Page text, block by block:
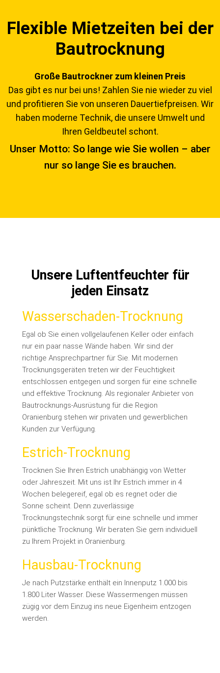
Flexible Mietzeiten bei der
Bautrocknung
Große Bautrockner zum kleinen Preis
Das gibt es nur bei uns! Zahlen Sie nie wieder zu viel
und profitieren Sie von unseren Dauertiefpreisen. Wir
haben moderne Technik, die unsere Umwelt und
Ihren Geldbeutel schont.
Unser Motto: So lange wie Sie wollen – aber
nur so lange Sie es brauchen.
Unsere Luftentfeuchter für
jeden Einsatz
Wasserschaden-Trocknung
Egal ob Sie einen vollgelaufenen Keller oder einfach
nur ein paar nasse Wände haben. Wir sind der
richtige Ansprechpartner für Sie. Mit modernen
Trocknungsgeräten treten wir der Feuchtigkeit
entschlossen entgegen und sorgen für eine schnelle
und effektive Trocknung. Als regionaler Anbieter von
Bautrocknungs-Ausrüstung für die Region
Oranienburg stehen wir privaten und gewerblichen
Kunden zur Verfügung.
Estrich-Trocknung
Trocknen Sie Ihren Estrich unabhängig von Wetter
oder Jahreszeit. Mit uns ist Ihr Estrich immer in 4
Wochen belegereif, egal ob es regnet oder die
Sonne scheint. Denn zuverlässige
Trocknungstechnik sorgt für eine schnelle und immer
pünktliche Trocknung. Wir beraten Sie gern individuell
zu Ihrem Projekt in Oranienburg.
Hausbau-Trocknung
Je nach Putzstärke enthält ein Innenputz 1.000 bis
1.800 Liter Wasser. Diese Wassermengen müssen
zügig vor dem Einzug ins neue Eigenheim entzogen
werden.